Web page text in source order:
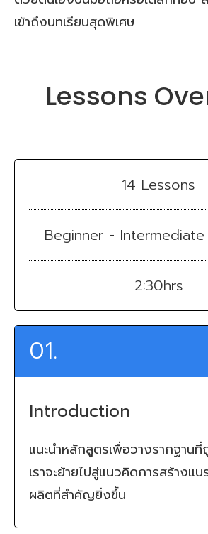
เข้าถึงบทเรียนสุดพิเศษ
Lessons
14 Lessons
Beginner - Intermediate
2:30hrs
01.
Introduction
แนะนำหลักสูตรเพื่อวางรากฐาน
เราจะย้ายไปสู่แนวคิดการสร้างแ
ผลิตที่สำคัญยิ่งขึ้น